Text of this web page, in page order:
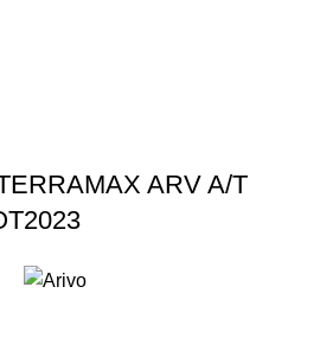
ARV A/T